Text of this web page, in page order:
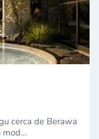
cerca de Berawa
mod…